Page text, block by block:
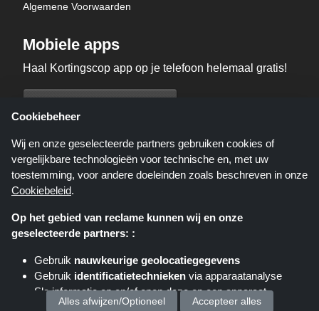
Algemene Voorwaarden
Mobiele apps
Haal Kortingscop app op je telefoon helemaal gratis!
Kortingscop.nl is een website die u deals, kortingen en kortingscodes biedt;
affiliate netwerken. Kortingscop.nl of zijn medewerkers maken geen deel uit
van het bestelproces wanneer u een bestelling plaatst via deze links, zij
ontvangen enkel een commissie via deze links/deals.
Copyright © 2025 Kortingscop. Alle rechten voorbehouden.
Cookiebeheer
Wij en onze geselecteerde partners gebruiken cookies of
vergelijkbare technologieën voor technische en, met uw
toestemming, voor andere doeleinden zoals beschreven in onze
Cookiebeleid.
Op het gebied van reclame kunnen wij en onze
geselecteerde partners: :
Gebruik nauwkeurige geolocatiegegevens
Gebruik identificatietechnieken via apparaatanalyse
Sla informatie op en/of open deze op een apparaat
Alles afwijzen/Optioneel Accepteer alles